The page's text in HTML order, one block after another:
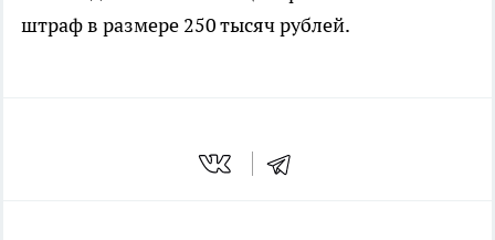
штраф в размере 250 тысяч рублей.